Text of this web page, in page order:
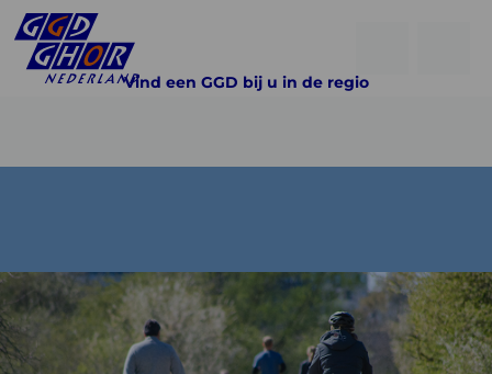
Vind een GGD bij u in de regio
Lees
meer
over
Veilig